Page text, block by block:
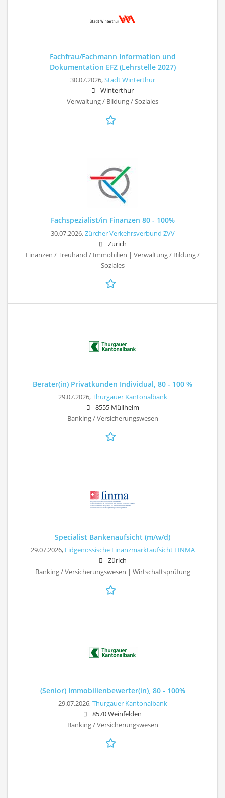
Fachfrau/Fachmann Information und
Dokumentation EFZ (Lehrstelle 2027)
30.07.2026,Stadt Winterthur
Winterthur
Verwaltung / Bildung / Soziales
Fachspezialist/in Finanzen 80 - 100%
30.07.2026,Zürcher Verkehrsverbund ZVV
Zürich
Finanzen / Treuhand / Immobilien | Verwaltung / Bildung /
Soziales
Berater(in) Privatkunden Individual, 80 - 100 %
29.07.2026,Thurgauer Kantonalbank
8555 Müllheim
Banking / Versicherungswesen
Specialist Bankenaufsicht (m/w/d)
29.07.2026, Eidgenössische Finanzmarktaufsicht FINMA
Zürich
Banking / Versicherungswesen | Wirtschaftsprüfung
(Senior) Immobilienbewerter(in), 80 - 100%
29.07.2026,Thurgauer Kantonalbank
8570 Weinfelden
Banking / Versicherungswesen